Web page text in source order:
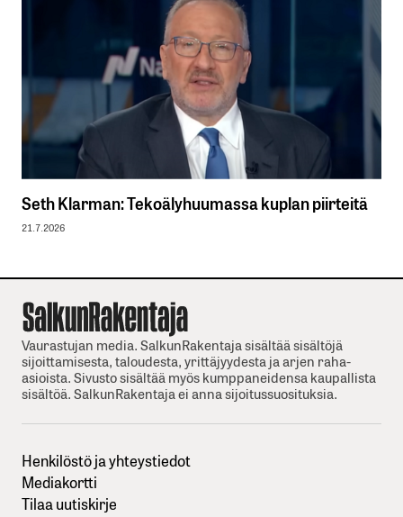
Seth Klarman: Tekoälyhuumassa kuplan piirteitä
21.7.2026
Vaurastujan media. SalkunRakentaja sisältää sisältöjä
sijoittamisesta, taloudesta, yrittäjyydesta ja arjen raha-
asioista. Sivusto sisältää myös kumppaneidensa kaupallista
sisältöä. SalkunRakentaja ei anna sijoitussuosituksia.
Henkilöstö ja yhteystiedot
Mediakortti
Tilaa uutiskirje